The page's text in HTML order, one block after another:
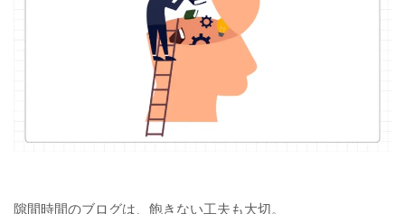
隙間時間のブログは、飽きない工夫も大切。